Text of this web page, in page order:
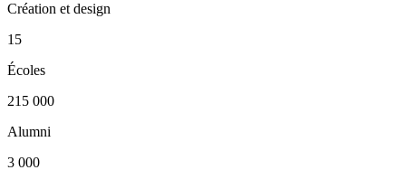
Création et design
15
Écoles
215 000
Alumni
3 000